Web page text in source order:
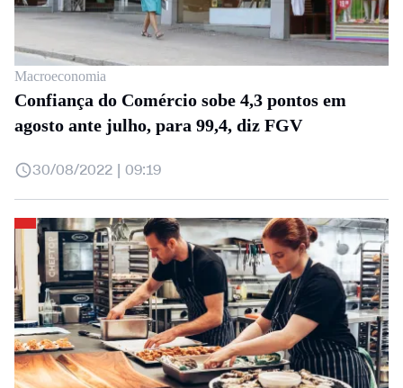
Macroeconomia
Confiança do Comércio sobe 4,3 pontos em
agosto ante julho, para 99,4, diz FGV
30/08/2022 | 09:19